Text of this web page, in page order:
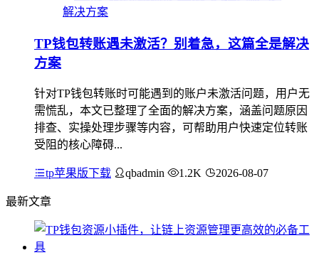
TP钱包转账遇未激活？别着急，这篇全是解决
方案
针对TP钱包转账时可能遇到的账户未激活问题，用户无
需慌乱，本文已整理了全面的解决方案，涵盖问题原因
排查、实操处理步骤等内容，可帮助用户快速定位转账
受阻的核心障碍...
tp苹果版下载 qbadmin 1.2K 2026-08-07
最新文章